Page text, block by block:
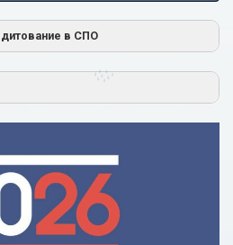
в СПО
РФ от 17.11.2025 г. № 1824
поддержке образовательного
р
пособие для студентов
правильный выбор